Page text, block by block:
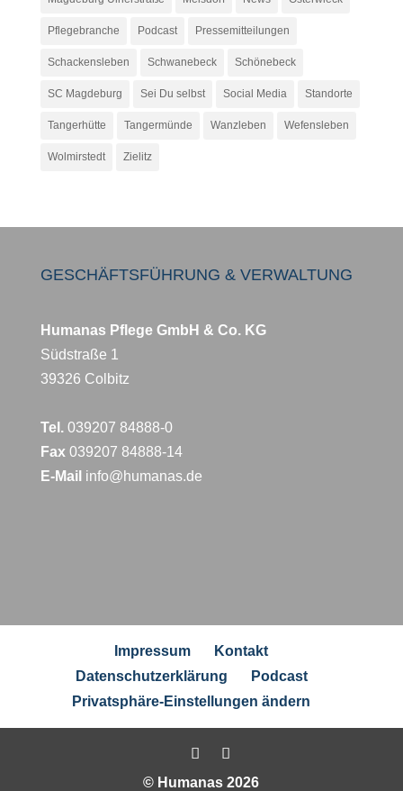
Pflegebranche Podcast Pressemitteilungen
Schackensleben Schwanebeck Schönebeck
SC Magdeburg Sei Du selbst Social Media Standorte
Tangerhütte Tangermünde Wanzleben Wefensleben
Wolmirstedt Zielitz
GESCHÄFTSFÜHRUNG & VERWALTUNG
Humanas Pflege GmbH & Co. KG
Südstraße 1
39326 Colbitz
Tel.039207 84888-0
Fax039207 84888-14
E-Mail info@humanas.de
Impressum
Kontakt
Datenschutzerklärung
Podcast
Privatsphäre-Einstellungen ändern
© Humanas 2026